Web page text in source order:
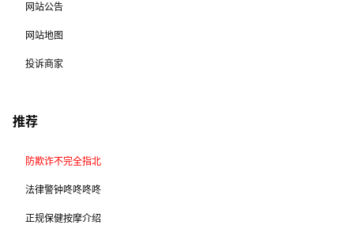
网站公告
网站地图
投诉商家
推荐
防欺诈不完全指北
法律警钟咚咚咚咚
正规保健按摩介绍